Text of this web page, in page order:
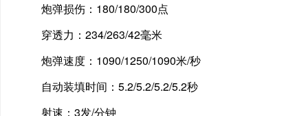
炮弹损伤：180/180/300点
穿透力：234/263/42毫米
炮弹速度：1090/1250/1090米/秒
自动装填时间：5.2/5.2/5.2/5.2秒
射速：3发/分钟